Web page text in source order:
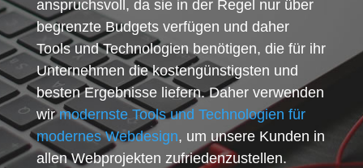
anspruchsvoll, da sie in der Regel nur über
begrenzte Budgets verfügen und daher
Tools und Technologien benötigen, die für ihr
Unternehmen die kostengünstigsten und
besten Ergebnisse liefern. Daher verwenden
wirmodernste Tools und Technologien für
modernes Webdesign, um unsere Kunden in
allen Webprojekten zufriedenzustellen.